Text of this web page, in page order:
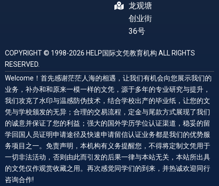
龙观塘
创业街
36号
COPYRIGHT © 1998-2026 HELP国际文凭教育机构 ALL RIGHTS
RESERVED.
Welcome！首先感谢茫茫人海的相遇，让我们有机会向您展示我们的
业务，补办和和原来一模一样的文凭，源于多年的专业研究与提升，
我们攻克了水印与温感防伪技术，结合学校出产的毕业纸，让您的文
凭与学校颁发的无异；合理的交易流程，定金与尾款方式展现了我们
的诚意并保证了您的利益；强大的国外学历学位认证渠道，稳妥的留
学回国人员证明申请途径及快速申请留信认证业务都是我们的优势服
务项目之一。免责声明，本机构有义务提醒您，不得将定制文凭用于
一切非法活动，否则由此而引发的后果一律与本站无关，本站所出具
的文凭仅作观赏收藏之用。再次感觉同学们的到来，并热诚欢迎同行
咨询合作!